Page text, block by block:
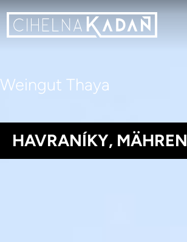
Weingut Thaya
HAVRANÍKY, MÄHREN